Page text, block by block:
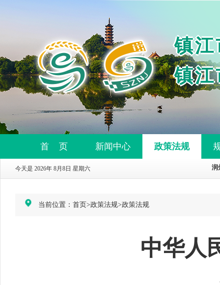
镇
镇
首 页 新闻中心 政策法规
今天是 2026年 8月8日 星期六
当前位置： 首页>政策法规>政策法规
中华人